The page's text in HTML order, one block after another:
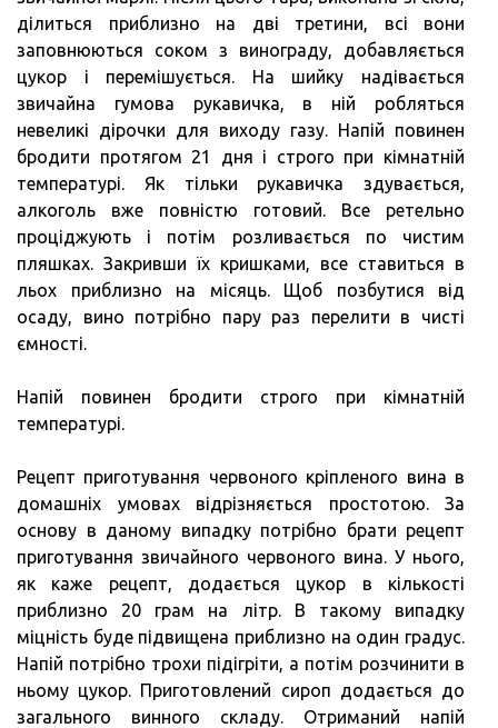
ділиться приблизно на дві третини, всі вони
заповнюються соком з винограду, добавляється
цукор і перемішується. На шийку надівається
звичайна гумова рукавичка, в ній робляться
невеликі дірочки для виходу газу. Напій повинен
бродити протягом 21 дня і строго при кімнатній
температурі. Як тільки рукавичка здувається,
алкоголь вже повністю готовий. Все ретельно
проціджують і потім розливається по чистим
пляшках. Закривши їх кришками, все ставиться в
льох приблизно на місяць. Щоб позбутися від
осаду, вино потрібно пару раз перелити в чисті
ємності.
Напій повинен бродити строго при кімнатній
температурі.
Рецепт приготування червоного кріпленого вина в
домашніх умовах відрізняється простотою. За
основу в даному випадку потрібно брати рецепт
приготування звичайного червоного вина. У нього,
як каже рецепт, додається цукор в кількості
приблизно 20 грам на літр. В такому випадку
міцність буде підвищена приблизно на один градус.
Напій потрібно трохи підігріти, а потім розчинити в
ньому цукор. Приготовлений сироп додається до
загального винного складу. Отриманий напій